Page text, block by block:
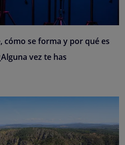
cómo se forma y por qué es
vez te has